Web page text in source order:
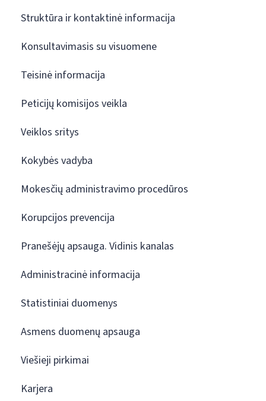
Struktūra ir kontaktinė informacija
Konsultavimasis su visuomene
Teisinė informacija
Peticijų komisijos veikla
Veiklos sritys
Kokybės vadyba
Mokesčių administravimo procedūros
Korupcijos prevencija
Pranešėjų apsauga. Vidinis kanalas
Administracinė informacija
Statistiniai duomenys
Asmens duomenų apsauga
Viešieji pirkimai
Karjera